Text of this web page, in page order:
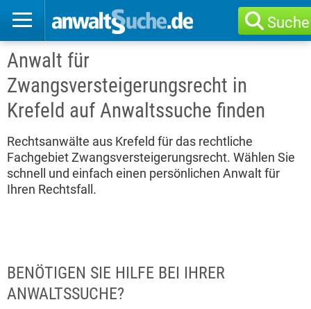
Suche
Anwalt für
Zwangsversteigerungsrecht in
Krefeld auf Anwaltssuche finden
Rechtsanwälte aus Krefeld für das rechtliche
Fachgebiet Zwangsversteigerungsrecht. Wählen Sie
schnell und einfach einen persönlichen Anwalt für
Ihren Rechtsfall.
BENÖTIGEN SIE HILFE BEI IHRER
ANWALTSSUCHE?